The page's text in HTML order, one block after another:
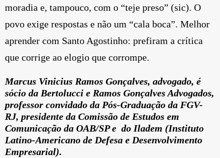
moradia e, tampouco, com o “teje preso” (sic). O
povo exige respostas e não um “cala boca”. Melhor
aprender com Santo Agostinho: prefiram a crítica
que corrige ao elogio que corrompe.
Marcus Vinicius Ramos Gonçalves, advogado, é
sócio da Bertolucci e Ramos Gonçalves Advogados,
professor convidado da Pós-Graduação da FGV-
RJ, presidente da Comissão de Estudos em
Comunicação da OAB/SP e do Iladem (Instituto
Latino-Americano de Defesa e Desenvolvimento
Empresarial).